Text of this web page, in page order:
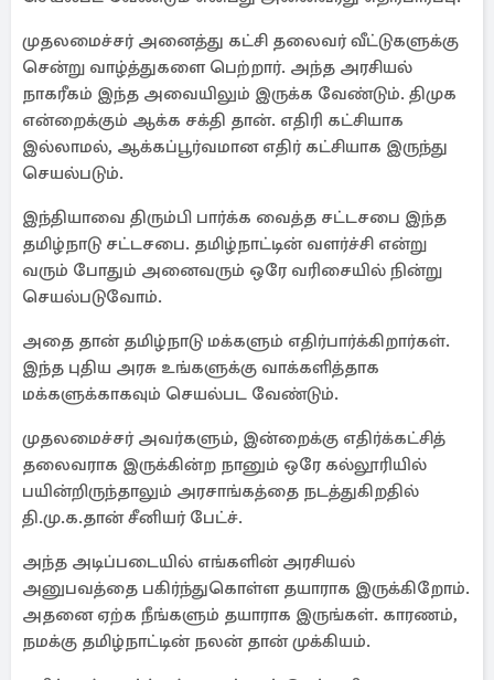
முதலமைச்சர் அனைத்து கட்சி தலைவர் வீட்டுகளுக்கு
சென்று வாழ்த்துகளை பெற்றார். அந்த அரசியல்
நாகரீகம் இந்த அவையிலும் இருக்க வேண்டும். திமுக
என்றைக்கும் ஆக்க சக்தி தான். எதிரி கட்சியாக
இல்லாமல், ஆக்கப்பூர்வமான எதிர் கட்சியாக இருந்து
செயல்படும்.
இந்தியாவை திரும்பி பார்க்க வைத்த சட்டசபை இந்த
தமிழ்நாடு சட்டசபை. தமிழ்நாட்டின் வளர்ச்சி என்று
வரும் போதும் அனைவரும் ஒரே வரிசையில் நின்று
செயல்படுவோம்.
அதை தான் தமிழ்நாடு மக்களும் எதிர்பார்க்கிறார்கள்.
இந்த புதிய அரசு உங்களுக்கு வாக்களித்தாக
மக்களுக்காகவும் செயல்பட வேண்டும்.
முதலமைச்சர் அவர்களும், இன்றைக்கு எதிர்க்கட்சித்
தலைவராக இருக்கின்ற நானும் ஒரே கல்லூரியில்
பயின்றிருந்தாலும் அரசாங்கத்தை நடத்துகிறதில்
தி.மு.க.தான் சீனியர் பேட்ச்.
அந்த அடிப்படையில் எங்களின் அரசியல்
அனுபவத்தை பகிர்ந்துகொள்ள தயாராக இருக்கிறோம்.
அதனை ஏற்க நீங்களும் தயாராக இருங்கள். காரணம்,
நமக்கு தமிழ்நாட்டின் நலன் தான் முக்கியம்.